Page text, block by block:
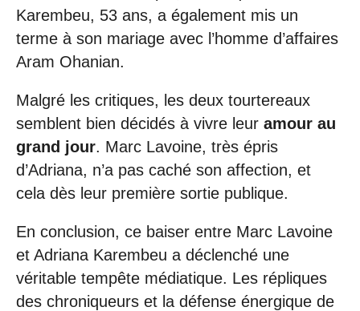
Karembeu, 53 ans, a également mis un
terme à son mariage avec l’homme d’affaires
Aram Ohanian.
Malgré les critiques, les deux tourtereaux
semblent bien décidés à vivre leur amour au
grand jour. Marc Lavoine, très épris
d’Adriana, n’a pas caché son affection, et
cela dès leur première sortie publique.
En conclusion, ce baiser entre Marc Lavoine
et Adriana Karembeu a déclenché une
véritable tempête médiatique. Les répliques
des chroniqueurs et la défense énergique de